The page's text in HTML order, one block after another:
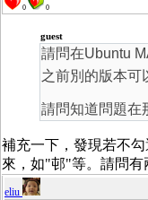
0 0
guest
請問在Ubuntu
之前別的版本可
請問知道問題在
補充一下，發現若不
來，如"邨"等。請問有
eliu